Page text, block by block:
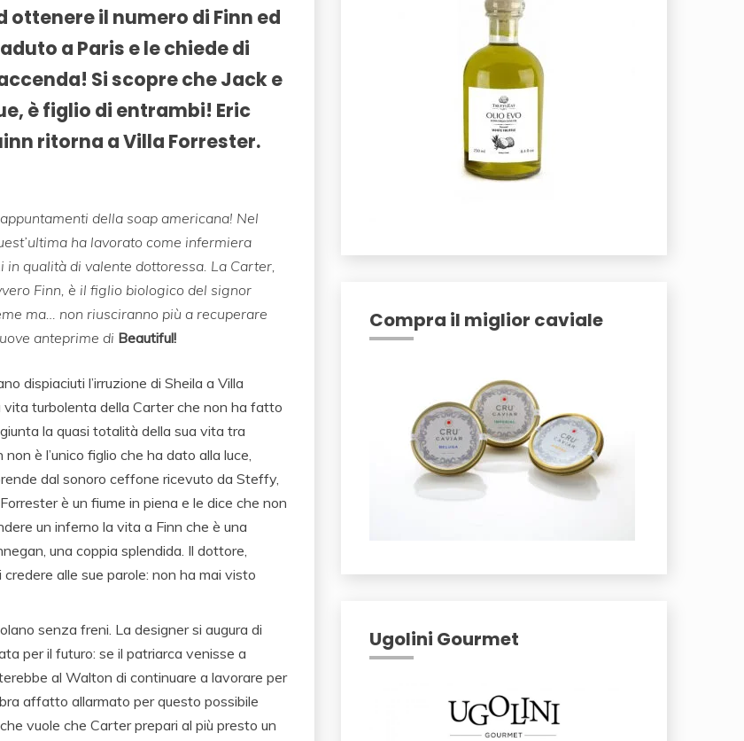
ottenere il numero di Finn ed
a Paris e le chiede di
Si scopre che Jack e
è figlio di entrambi! Eric
ritorna a Villa Forrester.
della soap americana! Nel
ha lavorato come infermiera
qualità di valente dottoressa. La Carter,
Finn, è il figlio biologico del signor
ma… non riusciranno più a recuperare
anteprime di Beautiful!
dispiaciuti l’irruzione di Sheila a Villa
turbolenta della Carter che non ha fatto
la quasi totalità della sua vita tra
è l’unico figlio che ha dato alla luce,
dal sonoro ceffone ricevuto da Steffy,
è un fiume in piena e le dice che non
un inferno la vita a Finn che è una
una coppia splendida. Il dottore,
alle sue parole: non ha mai visto
senza freni. La designer si augura di
per il futuro: se il patriarca venisse a
al Walton di continuare a lavorare per
affatto allarmato per questo possibile
vuole che Carter prepari al più presto un
Compra il miglior caviale
Ugolini Gourmet